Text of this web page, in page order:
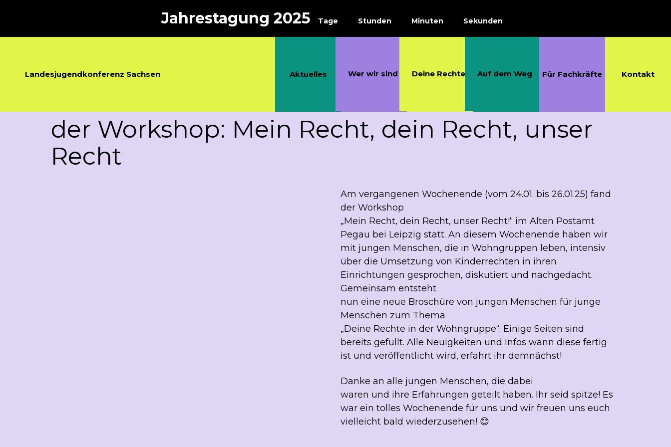
Jahrestagung 2025 Tage Stunden Minuten Sekunden
Landesjugendkonferenz Sachsen Aktuelles Wer wir sind Deine Rechte Auf dem Weg Für Fachkräfte Kontakt
der Workshop: Mein Recht, dein Recht, unser
Recht
Am vergangenen Wochenende (vom 24.01. bis 26.01.25) fand
der Workshop
„Mein Recht, dein Recht, unser Recht!“ im Alten Postamt
Pegau bei Leipzig statt. An diesem Wochenende haben wir
mit jungen Menschen, die in Wohngruppen leben, intensiv
über die Umsetzung von Kinderrechten in ihren
Einrichtungen gesprochen, diskutiert und nachgedacht.
Gemeinsam entsteht
nun eine neue Broschüre von jungen Menschen für junge
Menschen zum Thema
„Deine Rechte in der Wohngruppe“. Einige Seiten sind
bereits gefüllt. Alle Neuigkeiten und Infos wann diese fertig
ist und veröffentlicht wird, erfahrt ihr demnächst!
Danke an alle jungen Menschen, die dabei
waren und ihre Erfahrungen geteilt haben. Ihr seid spitze! Es
war ein tolles Wochenende für uns und wir freuen uns euch
vielleicht bald wiederzusehen! 😊